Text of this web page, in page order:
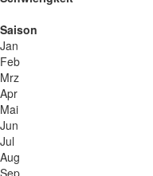
Saison
Jan
Feb
Mrz
Apr
Mai
Jun
Jul
Aug
Sep